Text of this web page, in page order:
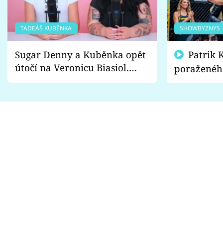
TADEÁŠ KUBĚNKA
Sugar Denny a Kuběnka opět
útočí na Veronicu Biasiol.
Proč je podle nich falešná a
SHOWBYZNYS
fanoušci